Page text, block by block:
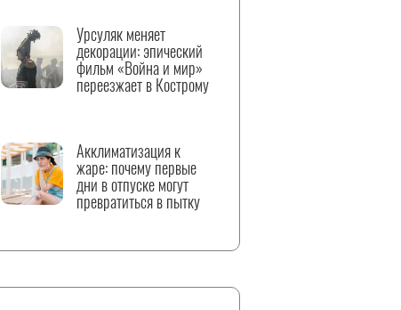
Урсуляк меняет
декорации: эпический
фильм «Война и мир»
переезжает в Кострому
Акклиматизация к
жаре: почему первые
дни в отпуске могут
превратиться в пытку